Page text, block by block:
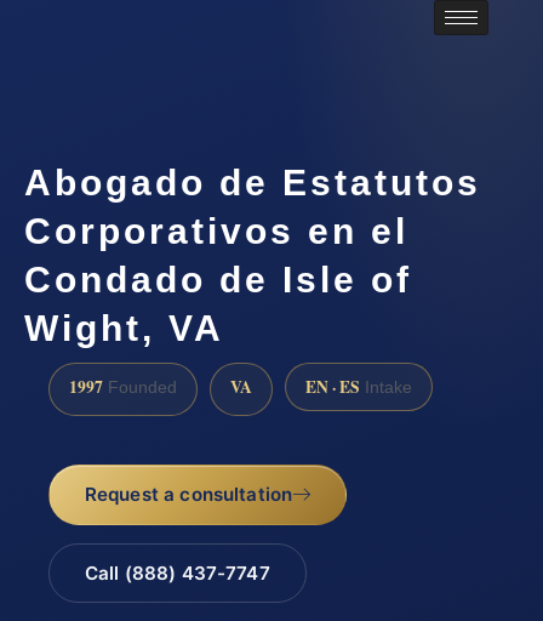
Abogado de Estatutos
Corporativos en el
Condado de Isle of
Wight, VA
1997 Founded VA EN · ES Intake
Request a consultation
Call (888) 437-7747